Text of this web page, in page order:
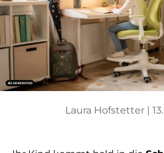
Laura Hofstetter |